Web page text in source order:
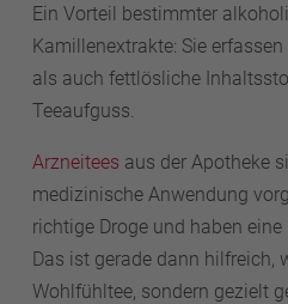
Ein Vorteil bestimmter
Kamillenextrakte: Sie
als auch fettlösliche
Teeaufguss.
Arzneitees aus der Apotheke
medizinische Anwendung
richtige Droge und haben
Das ist gerade dann hilfreich,
Wohlfühltee, sondern gezielt